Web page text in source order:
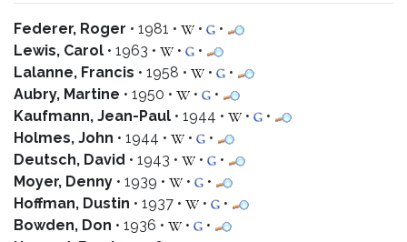
Federer, Roger • 1981 • •
•
Lewis, Carol • 1963 • •
•
Lalanne, Francis • 1958 • •
•
Aubry, Martine • 1950 • •
•
Kaufmann, Jean-Paul • 1944 • •
•
Holmes, John • 1944 • •
•
Deutsch, David • 1943 • •
•
Moyer, Denny • 1939 • •
•
Hoffman, Dustin • 1937 • •
•
Bowden, Don • 1936 • •
•